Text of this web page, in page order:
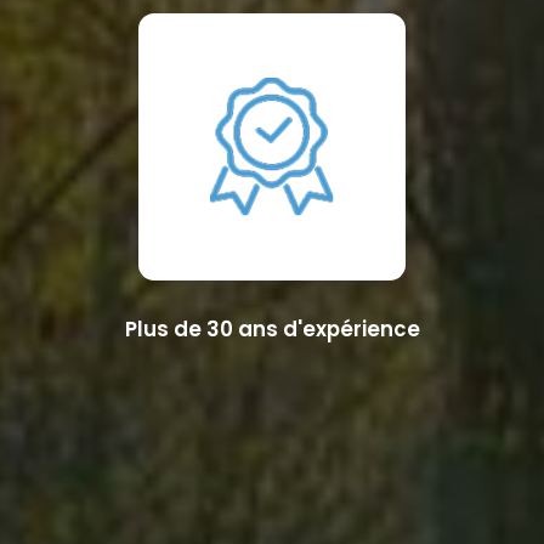
Plus de 30 ans d'expérience